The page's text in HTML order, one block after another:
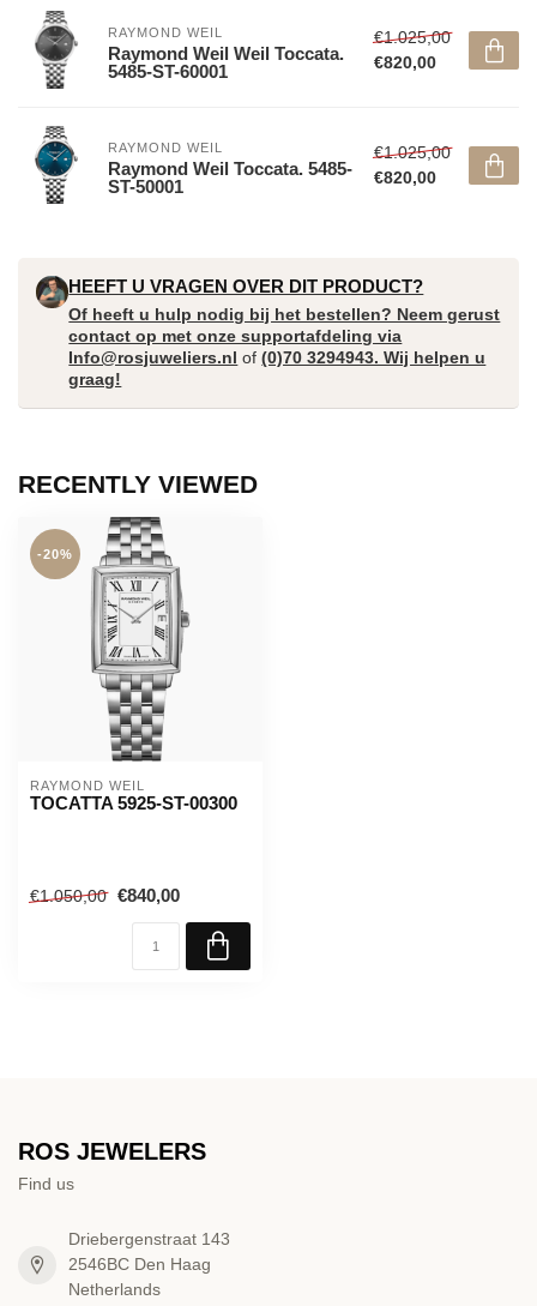
RAYMOND WEIL
Raymond Weil Weil Toccata.
5485-ST-60001
€1.025,00
€820,00
RAYMOND WEIL
Raymond Weil Toccata. 5485-
ST-50001
€1.025,00
€820,00
HEEFT U VRAGEN OVER DIT PRODUCT?
Of heeft u hulp nodig bij het bestellen? Neem gerust
contact op met onze supportafdeling via
Info@rosjuweliers.nl of(0)70 3294943. Wij helpen u
graag!
RECENTLY VIEWED
-20%
RAYMOND WEIL
TOCATTA 5925-ST-00300
€1.050,00 €840,00
ROS JEWELERS
Find us
Driebergenstraat 143
2546BC Den Haag
Netherlands